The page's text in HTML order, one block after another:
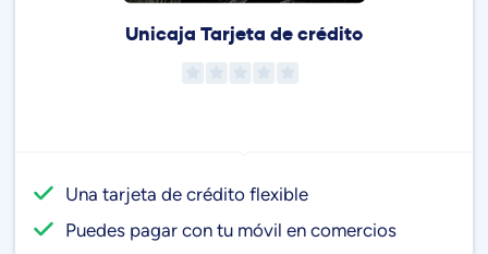
Unicaja Tarjeta de crédito
Una tarjeta de crédito flexible
Puedes pagar con tu móvil en comercios